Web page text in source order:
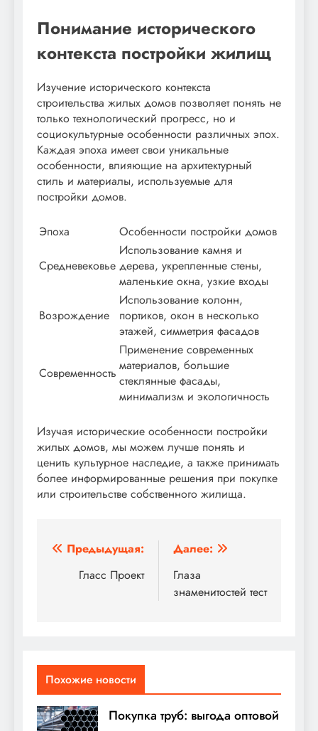
Понимание исторического
контекста постройки жилищ
Изучение исторического контекста
строительства жилых домов позволяет понять не
только технологический прогресс, но и
социокультурные особенности различных эпох.
Каждая эпоха имеет свои уникальные
особенности, влияющие на архитектурный
стиль и материалы, используемые для
постройки домов.
Эпоха Особенности постройки домов
Средневековье
Использование камня и
дерева, укрепленные стены,
маленькие окна, узкие входы
Возрождение
Использование колонн,
портиков, окон в несколько
этажей, симметрия фасадов
Современность
Применение современных
материалов, большие
стеклянные фасады,
минимализм и экологичность
Изучая исторические особенности постройки
жилых домов, мы можем лучше понять и
ценить культурное наследие, а также принимать
более информированные решения при покупке
или строительстве собственного жилища.
Навигация
Предыдущая:
Гласс Проект
Далее:
Глаза
знаменитостей тест
Похожие новости
Покупка труб: выгода оптовой